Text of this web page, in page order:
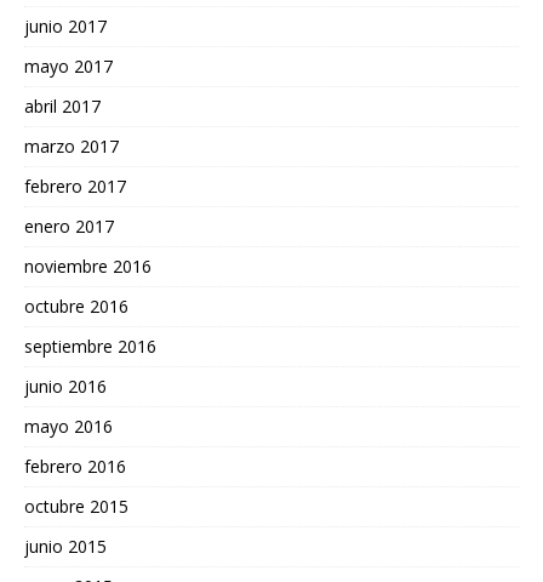
junio 2017
mayo 2017
abril 2017
marzo 2017
febrero 2017
enero 2017
noviembre 2016
octubre 2016
septiembre 2016
junio 2016
mayo 2016
febrero 2016
octubre 2015
junio 2015